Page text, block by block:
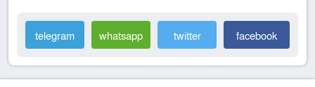
facebook
twitter
whatsapp
telegram